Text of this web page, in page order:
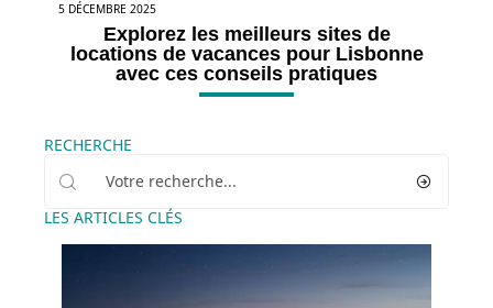
5 DÉCEMBRE 2025
Explorez les meilleurs sites de
locations de vacances pour Lisbonne
avec ces conseils pratiques
RECHERCHE
LES ARTICLES CLÉS